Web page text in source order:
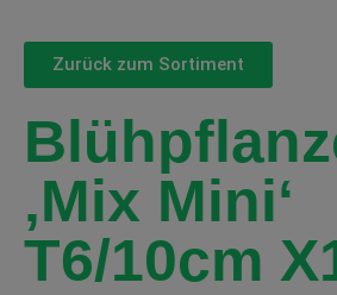
Zurück zum Sortiment
‚Mix Mini‘
T6/10cm